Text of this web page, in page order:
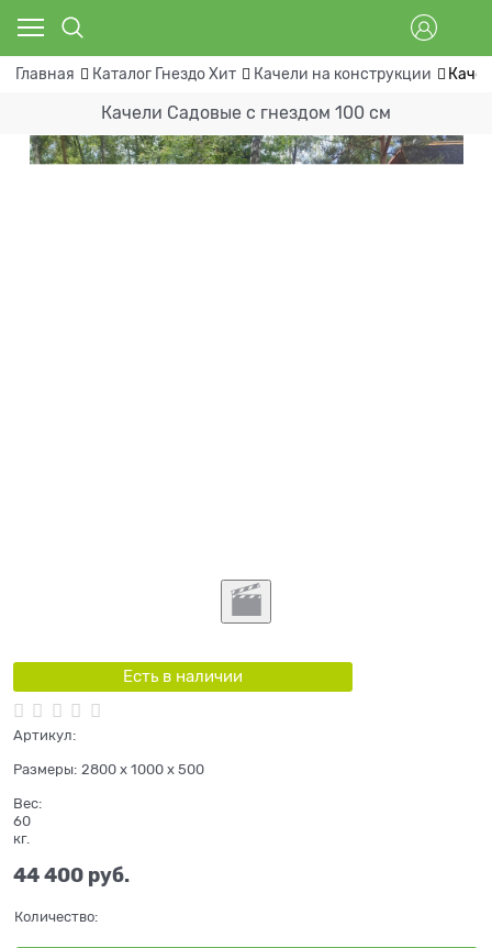
Главная Каталог Гнездо Хит Качели на конструкции
Качели Садовые с гнездом 100 см
Есть в наличии
Артикул:
Размеры: 2800 x 1000 x 500
Вес:
60
кг.
44 400 руб.
Количество: